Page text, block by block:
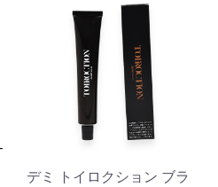
デミ トイロクション ブラ